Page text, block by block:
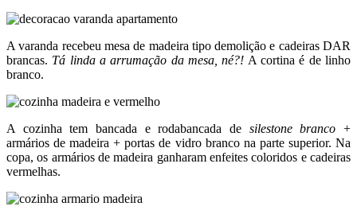
A varanda recebeu mesa de madeira tipo demolição e cadeiras DAR
brancas. Tá linda a arrumação da mesa, né?! A cortina é de linho
branco.
A cozinha tem bancada e rodabancada de silestone branco +
armários de madeira + portas de vidro branco na parte superior. Na
copa, os armários de madeira ganharam enfeites coloridos e cadeiras
vermelhas.